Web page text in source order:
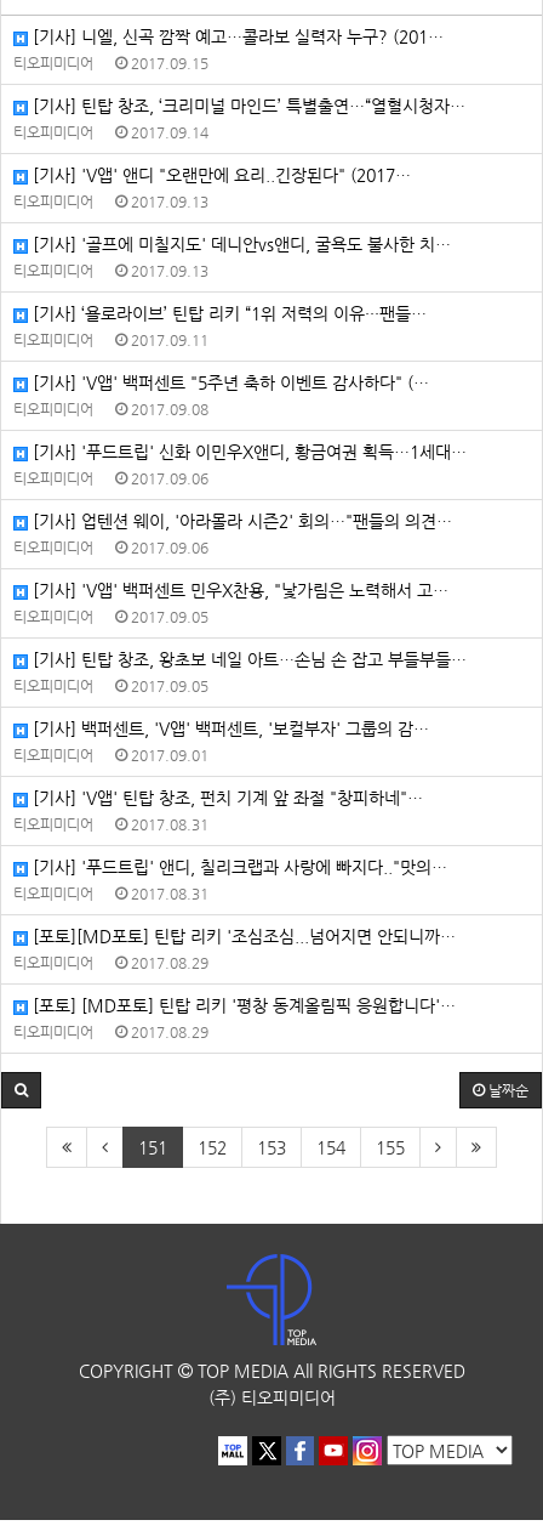
[기사] 니엘, 신곡 깜짝 예고…콜라보 실력자 누구? (201…
티오피미디어 2017.09.15
[기사] 틴탑 창조, ‘크리미널 마인드’ 특별출연…“열혈시청자…
티오피미디어 2017.09.14
[기사] 'V앱' 앤디 "오랜만에 요리..긴장된다" (2017…
티오피미디어 2017.09.13
[기사] '골프에 미칠지도' 데니안vs앤디, 굴욕도 불사한 치…
티오피미디어 2017.09.13
[기사] ‘욜로라이브’ 틴탑 리키 “1위 저력의 이유···팬들…
티오피미디어 2017.09.11
[기사] 'V앱' 백퍼센트 "5주년 축하 이벤트 감사하다" (…
티오피미디어 2017.09.08
[기사] '푸드트립' 신화 이민우X앤디, 황금여권 획득…1세대…
티오피미디어 2017.09.06
[기사] 업텐션 웨이, '아라몰라 시즌2' 회의…"팬들의 의견…
티오피미디어 2017.09.06
[기사] 'V앱' 백퍼센트 민우X찬용, "낯가림은 노력해서 고…
티오피미디어 2017.09.05
[기사] 틴탑 창조, 왕초보 네일 아트…손님 손 잡고 부들부들…
티오피미디어 2017.09.05
[기사] 백퍼센트, 'V앱' 백퍼센트, '보컬부자' 그룹의 감…
티오피미디어 2017.09.01
[기사] 'V앱' 틴탑 창조, 펀치 기계 앞 좌절 "창피하네"…
티오피미디어 2017.08.31
[기사] '푸드트립' 앤디, 칠리크랩과 사랑에 빠지다.."맛의…
티오피미디어 2017.08.31
[포토][MD포토] 틴탑 리키 '조심조심...넘어지면 안되니까…
티오피미디어 2017.08.29
[포토] [MD포토] 틴탑 리키 '평창 동계올림픽 응원합니다'…
티오피미디어 2017.08.29
날짜순
151 152 153 154 155
COPYRIGHT TOP MEDIA All RIGHTS RESERVED
(주) 티오피미디어